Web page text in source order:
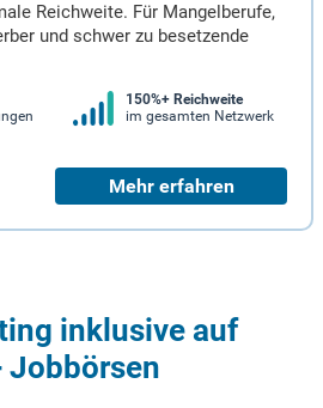
Reichweite. Für Mangelberufe,
und schwer zu besetzende
150%+ Reichweite
im gesamten Netzwerk
Mehr erfahren
inklusive auf
Jobbörsen